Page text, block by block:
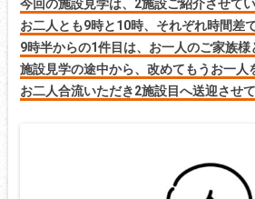
今回の施設見学は、2施設ご紹介させて
お二人とも9時と10時、それぞれ時間差
9時半からの1件目は、お一人のご家族様
施設見学の途中から、改めてもうお一人
お二人合流いただき2施設目へ送迎させ